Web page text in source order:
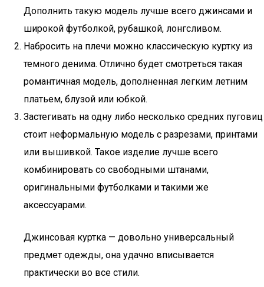
Дополнить такую модель лучше всего джинсами и
широкой футболкой, рубашкой, лонгсливом.
Набросить на плечи можно классическую куртку из
темного денима. Отлично будет смотреться такая
романтичная модель, дополненная легким летним
платьем, блузой или юбкой.
Застегивать на одну либо несколько средних пуговиц
стоит неформальную модель с разрезами, принтами
или вышивкой. Такое изделие лучше всего
комбинировать со свободными штанами,
оригинальными футболками и такими же
аксессуарами.
Джинсовая куртка — довольно универсальный
предмет одежды, она удачно вписывается
практически во все стили.